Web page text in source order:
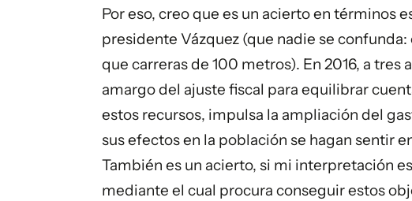
Por eso, creo que es un acierto en términos
presidente Vázquez (que nadie se
que carreras de 100 metros). En 2016, a
amargo del ajuste fiscal para equilibrar
estos recursos, impulsa la ampliación del
sus efectos en la población se hagan sentir
También es un acierto, si mi interpretación
mediante el cual procura conseguir estos